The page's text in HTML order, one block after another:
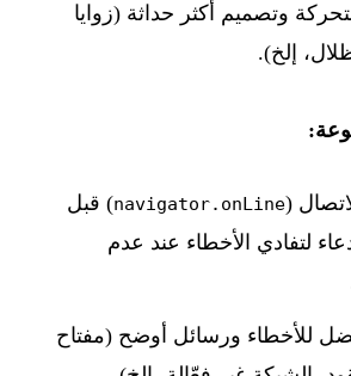
وتصميم أكثر حداثة (زوايا
إلخ).
(
navigator.onLine) قبل
لتفادي الأخطاء عند عدم
للأخطاء ورسائل أوضح (مفتاح